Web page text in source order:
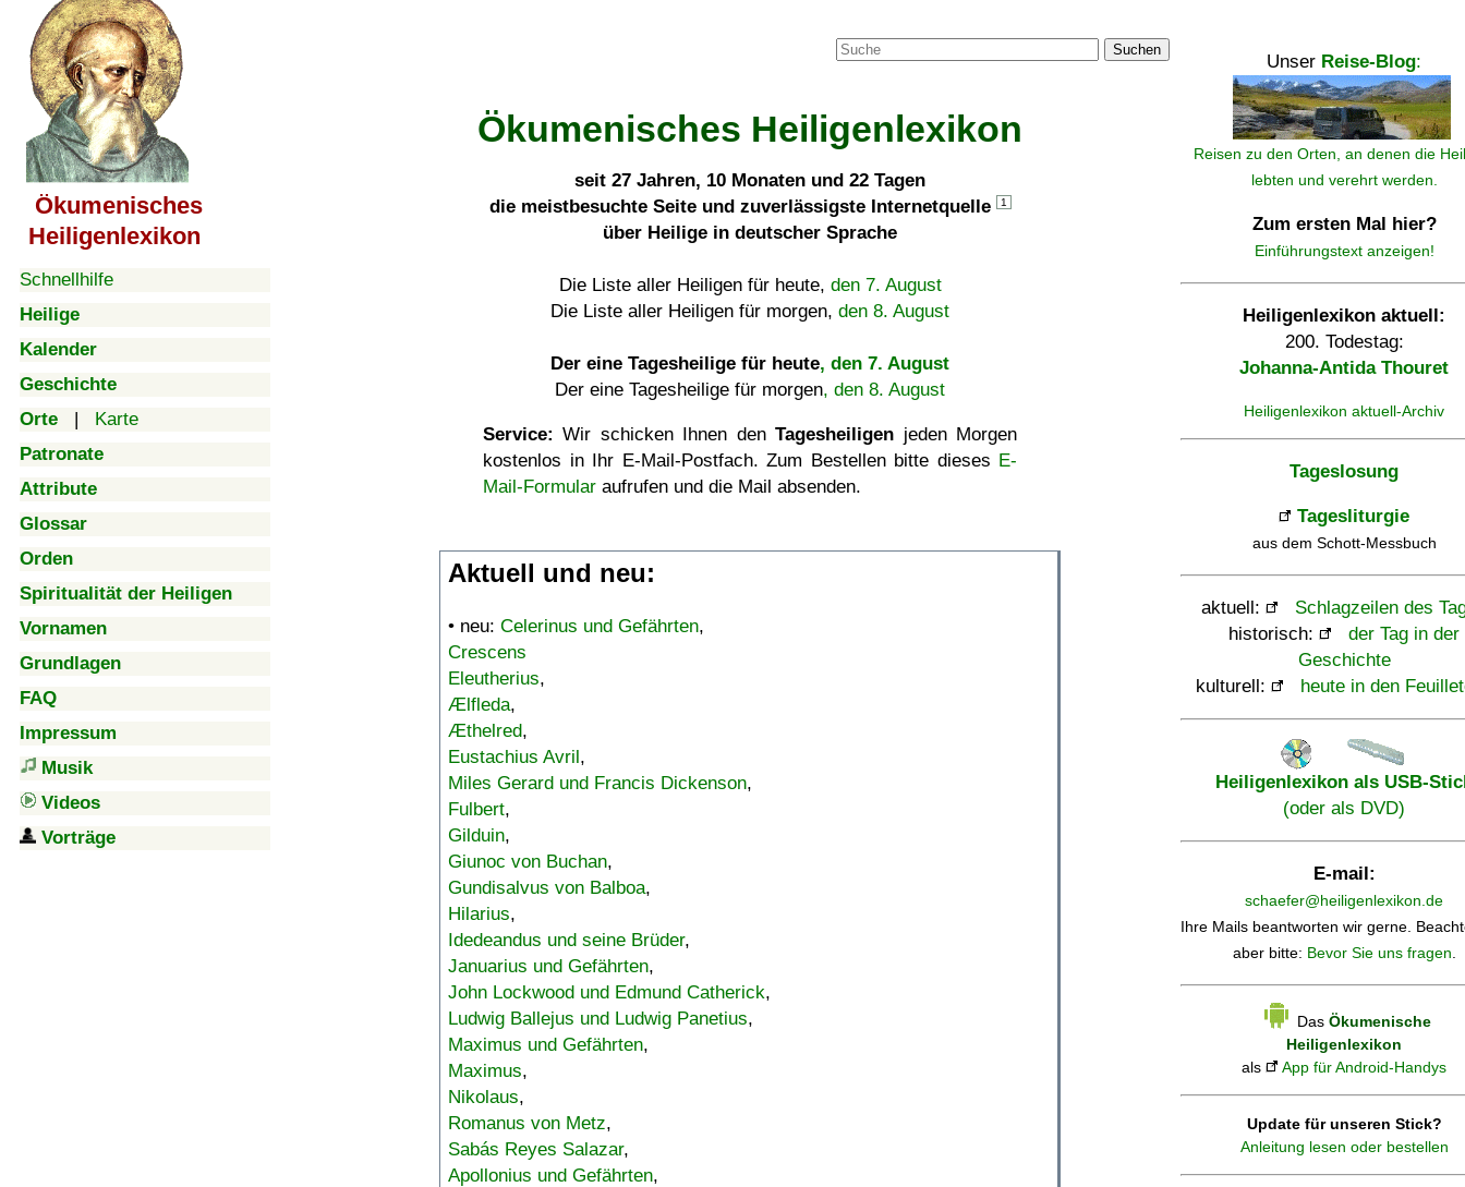
Ökumenisches
Heiligenlexikon
Schnellhilfe
Heilige
Kalender
Geschichte
Orte | Karte
Patronate
Attribute
Glossar
Orden
Spiritualität der Heiligen
Vornamen
Grundlagen
FAQ
Impressum
Musik
Videos
Vorträge
Suchen
Ökumenisches Heiligenlexikon
seit 27 Jahren, 10 Monaten und 22 Tagen
die meistbesuchte Seite und zuverlässigste Internetquelle
1
über Heilige in deutscher Sprache
Die Liste aller Heiligen für heute, den 7. August
Die Liste aller Heiligen für morgen, den 8. August
Der eine Tagesheilige für heute, den 7. August
Der eine Tagesheilige für morgen, den 8. August
Service: Wir schicken Ihnen denTagesheiligen jeden Morgen
kostenlos in Ihr E-Mail-Postfach. Zum Bestellen bitte dieses E-
Mail-Formular aufrufen und die Mail absenden.
Aktuell und neu:
• neu: Celerinus und Gefährten,
Crescens
Eleutherius,
Ælfleda,
Æthelred,
Eustachius Avril,
Miles Gerard und Francis Dickenson,
Fulbert,
Gilduin,
Giunoc von Buchan,
Gundisalvus von Balboa,
Hilarius,
Idedeandus und seine Brüder,
Januarius und Gefährten,
John Lockwood und Edmund Catherick,
Ludwig Ballejus und Ludwig Panetius,
Maximus und Gefährten,
Maximus,
Nikolaus,
Romanus von Metz,
Sabás Reyes Salazar,
Apollonius und Gefährten,
Unser Reise-Blog:
Reisen zu den Orten, an denen die
lebten und verehrt werden.
Zum ersten Mal hier?
Einführungstext anzeigen!
Heiligenlexikon aktuell:
200. Todestag:
Johanna-Antida Thouret
Heiligenlexikon aktuell-Archiv
Tageslosung
Tagesliturgie
aus dem Schott-Messbuch
aktuell:
Schlagzeilen des
historisch:
der Tag in der
Geschichte
kulturell:
heute in den
Heiligenlexikon als USB-
(oder als DVD)
E-mail:
schaefer@heiligenlexikon.de
Ihre Mails beantworten wir gerne.
aber bitte: Bevor Sie uns fragen.
Das Ökumenische
Heiligenlexikon
als
App für Android-Handys
Update für unseren Stick?
Anleitung lesen oder bestellen